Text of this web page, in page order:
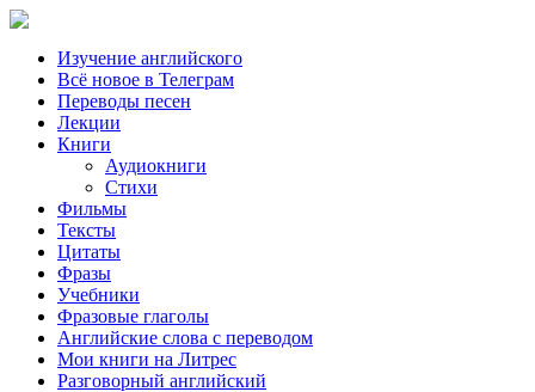
Изучение английского
Всё новое в Телеграм
Переводы песен
Лекции
Книги
Аудиокниги
Стихи
Фильмы
Тексты
Цитаты
Фразы
Учебники
Фразовые глаголы
Английские слова с переводом
Мои книги на Литрес
Разговорный английский